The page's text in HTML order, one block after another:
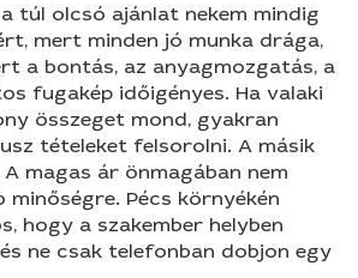
túl olcsó ajánlat nekem mindig
mert minden jó munka drága,
a bontás, az anyagmozgatás, a
fugakép időigényes. Ha valaki
összeget mond, gyakran
tételeket felsorolni. A másik
magas ár önmagában nem
minőségre. Pécs környékén
hogy a szakember helyben
ne csak telefonban dobjon egy